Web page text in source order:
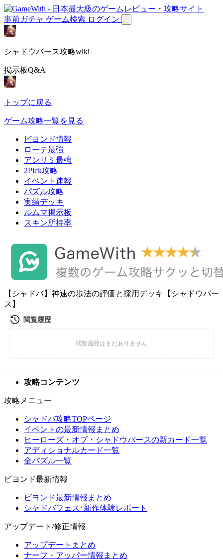
事前ガチャ ゲーム検索 ログイン
シャドウバース攻略wiki
掲示板Q&A
トップに戻る
ゲーム攻略一覧を見る
ビヨンド情報
ローテ最強
アンリミ最強
2Pick攻略
イベント速報
パズル攻略
実績デッキ
ルムマ掲示板
スキン所持率
【シャドバ】神速の歩法の評価と採用デッキ【シャドウバー
ス】
攻略コンテンツ
攻略メニュー
シャドバ攻略TOPページ
イベントの最新情報まとめ
ヒーローズ・オブ・シャドウバースの新カード一覧
アディショナルカード一覧
全パズル一覧
ビヨンド最新情報
ビヨンド最新情報まとめ
シャドバフェス･新作体験レポート
アップデート/修正情報
アップデートまとめ
ナーフ・アッパー情報まとめ